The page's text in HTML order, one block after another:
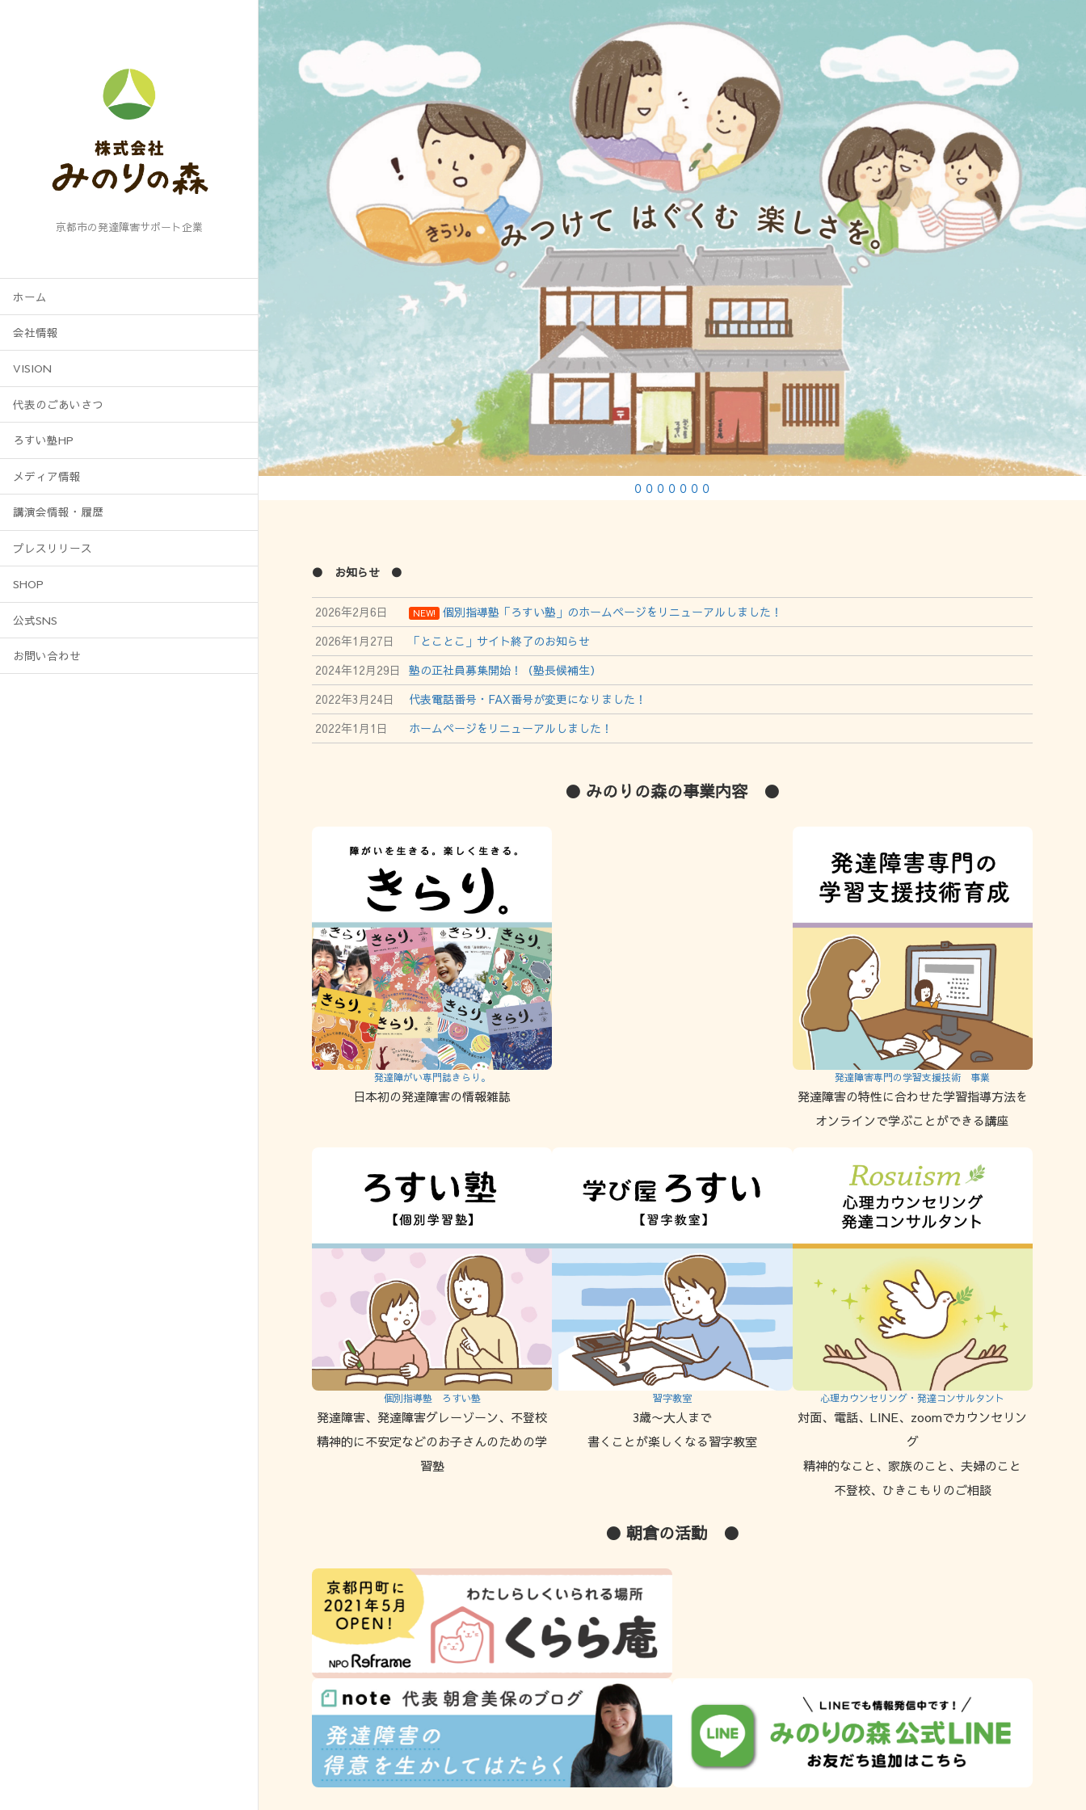
京都市の発達障害サポート企業
ホーム
会社情報
VISION
代表のごあいさつ
ろすい塾HP
メディア情報
講演会情報・履歴
プレスリリース
SHOP
公式SNS
お問い合わせ
０００００００
● お知らせ ●
2026年2月6日 NEW! 個別指導塾「ろすい塾」のホームページをリニューアルしました！
2026年1月27日
「とことこ」サイト終了のお知らせ
2024年12月29日
塾の正社員募集開始！（塾長候補生）
2022年3月24日
代表電話番号・FAX番号が変更になりました！
2022年1月1日
ホームページをリニューアルしました！
● みのりの森の事業内容 ●
発達障がい専門誌きらり。
日本初の発達障害の情報雑誌
発達障害専門の学習支援技術 事業
発達障害の特性に合わせた学習指導方法を
オンラインで学ぶことができる講座
個別指導塾 ろすい塾
発達障害、発達障害グレーゾーン、不登校
精神的に不安定などのお子さんのための学
習塾
習字教室
3歳〜大人まで
書くことが楽しくなる習字教室
心理カウンセリング・発達コンサルタント
対面、電話、LINE、zoomでカウンセリン
グ
精神的なこと、家族のこと、夫婦のこと
不登校、ひきこもりのご相談
● 朝倉の活動 ●